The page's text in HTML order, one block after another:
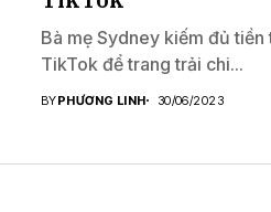
Bà mẹ Sydney kiếm đủ tiền
TikTok để trang trải chi...
BYPHƯƠNG LINH 30/06/2023